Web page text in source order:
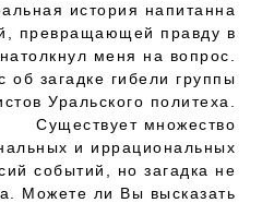
история напитанна
превращающей правду в
меня на вопрос.
об загадке гибели группы
Уральского политеха.
Существует множество
и иррациональных
событий, но загадка не
Можете ли Вы высказать